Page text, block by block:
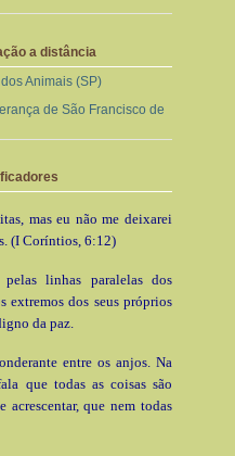
a distância
Animais (SP)
de São Francisco de
mas eu não me deixarei
(I Coríntios, 6:12)
linhas paralelas dos
extremos dos seus próprios
da paz.
entre os anjos. Na
que todas as coisas são
acrescentar, que nem todas